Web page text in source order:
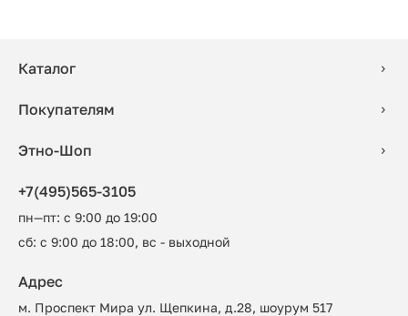
Каталог
Покупателям
Этно-Шоп
+7(495)565-3105
пн—пт: с 9:00 до 19:00
сб: с 9:00 до 18:00, вс - выходной
Адрес
м. Проспект Мира ул. Щепкина, д.28, шоурум 517